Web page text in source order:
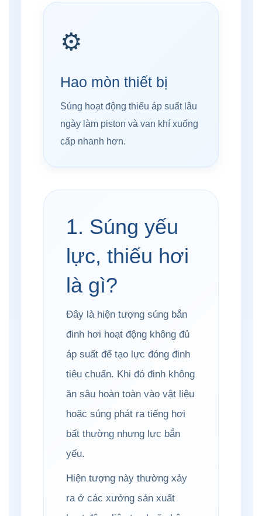
⚙️
Hao mòn thiết bị
Súng hoạt động thiếu áp suất lâu
ngày làm piston và van khí xuống
cấp nhanh hơn.
1. Súng yếu
lực, thiếu hơi
là gì?
Đây là hiện tượng súng bắn
đinh hơi hoạt động không đủ
áp suất để tạo lực đóng đinh
tiêu chuẩn. Khi đó đinh không
ăn sâu hoàn toàn vào vật liệu
hoặc súng phát ra tiếng hơi
bất thường nhưng lực bắn
yếu.
Hiện tượng này thường xảy
ra ở các xưởng sản xuất